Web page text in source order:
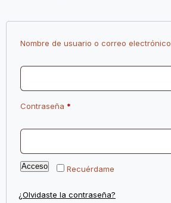
Nombre de usuario o correo electrónico
Contraseña *
Recuérdame
Acceso
¿Olvidaste la contraseña?